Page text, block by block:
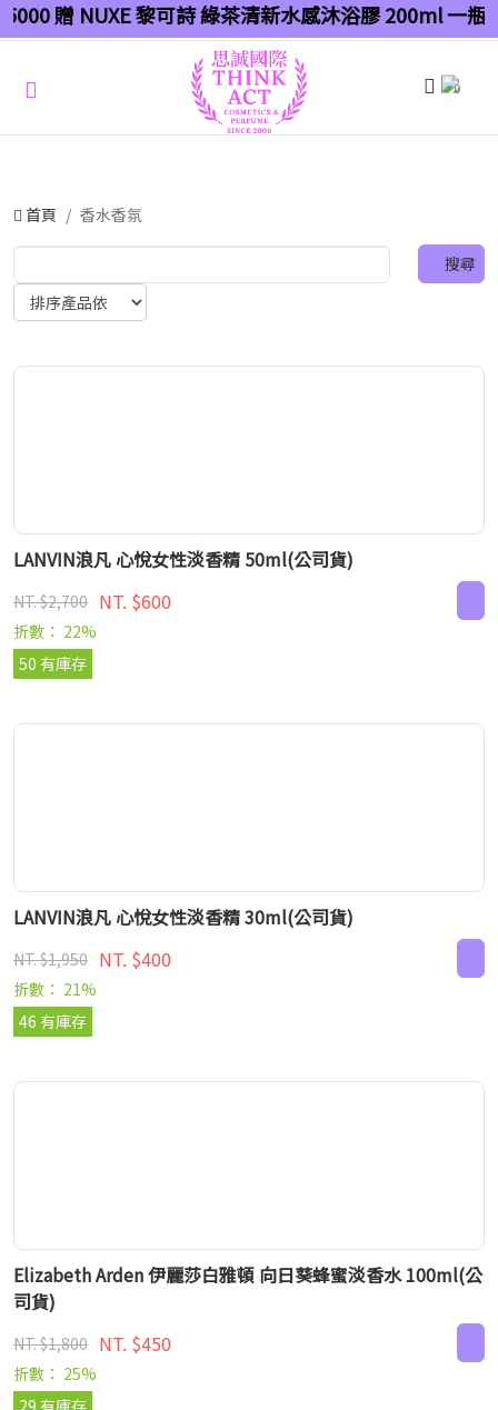
贈 NUXE 黎可詩 綠茶清新水感沐浴膠 200ml 一瓶（
0
首頁 香水香氛
LANVIN浪凡 心悅女性淡香精 50ml(公司貨)
NT. $2,700 NT. $600
折數： 22%
50 有庫存
LANVIN浪凡 心悅女性淡香精 30ml(公司貨)
NT. $1,950 NT. $400
折數： 21%
46 有庫存
Elizabeth Arden 伊麗莎白雅頓 向日葵蜂蜜淡香水 100ml(公
司貨)
NT. $1,800 NT. $450
折數： 25%
29 有庫存